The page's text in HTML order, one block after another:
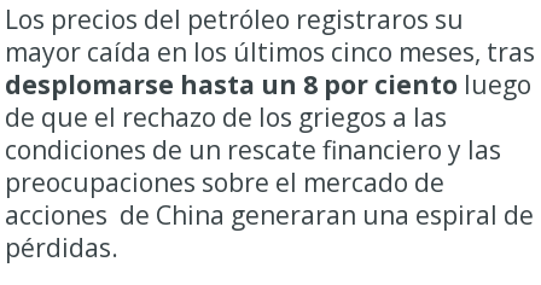
Los precios del petróleo registraros su
mayor caída en los últimos cinco meses, tras
desplomarse hasta un 8 por ciento luego
de que el rechazo de los griegos a las
condiciones de un rescate financiero y las
preocupaciones sobre el mercado de
acciones de China generaran una espiral de
pérdidas.